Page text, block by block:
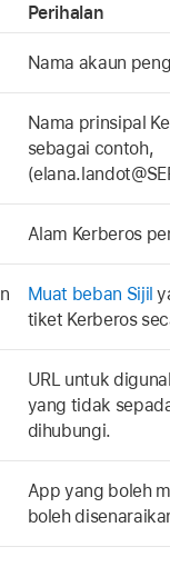
Perihalan
Nama akaun
Nama prinsipal
sebagai contoh,
Alam Kerberos
Muat beban Sijil
tiket Kerberos
URL untuk
yang tidak
dihubungi.
App yang boleh
boleh